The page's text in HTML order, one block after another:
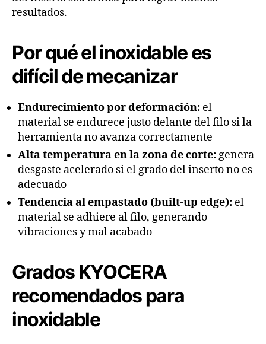
resultados.
Por qué el inoxidable es
difícil de mecanizar
Endurecimiento por deformación: el
material se endurece justo delante del filo si la
herramienta no avanza correctamente
Alta temperatura en la zona de corte:genera
desgaste acelerado si el grado del inserto no es
adecuado
Tendencia al empastado (built-up edge): el
material se adhiere al filo, generando
vibraciones y mal acabado
Grados KYOCERA
recomendados para
inoxidable